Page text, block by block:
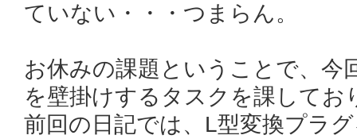
ていない・・・つまらん。
お休みの課題ということで、今
を壁掛けするタスクを課してお
前回の日記では、L型変換プラ